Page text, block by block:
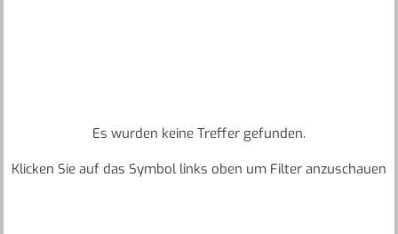
Es wurden keine Treffer gefunden.
Klicken Sie auf das Symbol links oben um Filter anzuschauen